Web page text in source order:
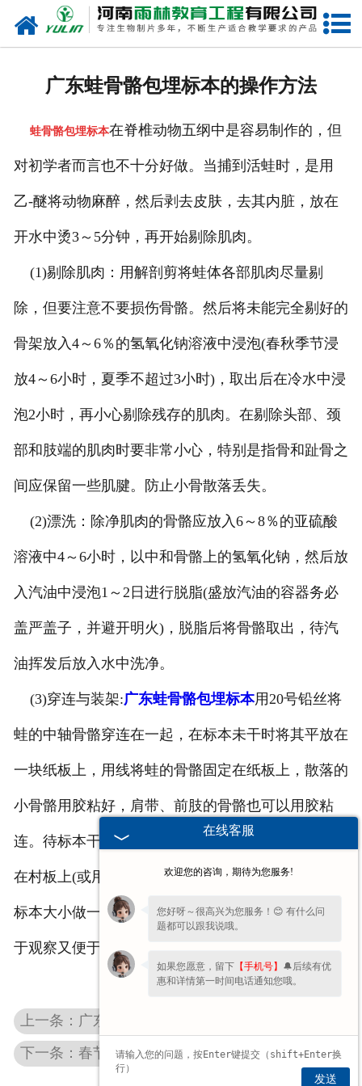
网站首页
联系我们
广东蛙骨骼包埋标本的操作方法
蛙骨骼包埋标本在脊椎动物五纲中是容易制作的，但
对初学者而言也不十分好做。当捕到活蛙时，是用
乙-醚将动物麻醉，然后剥去皮肤，去其内脏，放在
开水中烫3～5分钟，再开始剔除肌肉。
(1)剔除肌肉：用解剖剪将蛙体各部肌肉尽量剔
除，但要注意不要损伤骨骼。然后将未能完全剔好的
骨架放入4～6％的氢氧化钠溶液中浸泡(春秋季节浸
放4～6小时，夏季不超过3小时)，取出后在冷水中浸
泡2小时，再小心剔除残存的肌肉。在剔除头部、颈
部和肢端的肌肉时要非常小心，特别是指骨和趾骨之
间应保留一些肌腱。防止小骨散落丢失。
(2)漂洗：除净肌肉的骨骼应放入6～8％的亚硫酸
溶液中4～6小时，以中和骨骼上的氢氧化钠，然后放
入汽油中浸泡1～2日进行脱脂(盛放汽油的容器务必
盖严盖子，并避开明火)，脱脂后将骨骼取出，待汽
油挥发后放入水中洗净。
(3)穿连与装架:广东蛙骨骼包埋标本用20号铅丝将
蛙的中轴骨骼穿连在一起，在标本未干时将其平放在
一块纸板上，用线将蛙的骨骼固定在纸板上，散落的
小骨骼用胶粘好，肩带、前肢的骨骼也可以用胶粘
连。待标本干透后从纸板上取下，将骨架用铅丝固定
在村板上(或用胶粘在玻璃板上)。如果有条件，根据
标本大小做一个双恧骥璃盒，将标本固定其中，既便
于观察又便于保存。
上一条：广东蚯蚓横切制片在制作前的准备
下一条：春节放假通知
在线客服
欢迎您的咨询，期待为您服务!
您好呀～很高兴为您服务！😊 有什么问
题都可以跟我说哦。
如果您愿意，留下 【手机号】 🔔后续有优
惠和详情第一时间电话通知您哦。
发送